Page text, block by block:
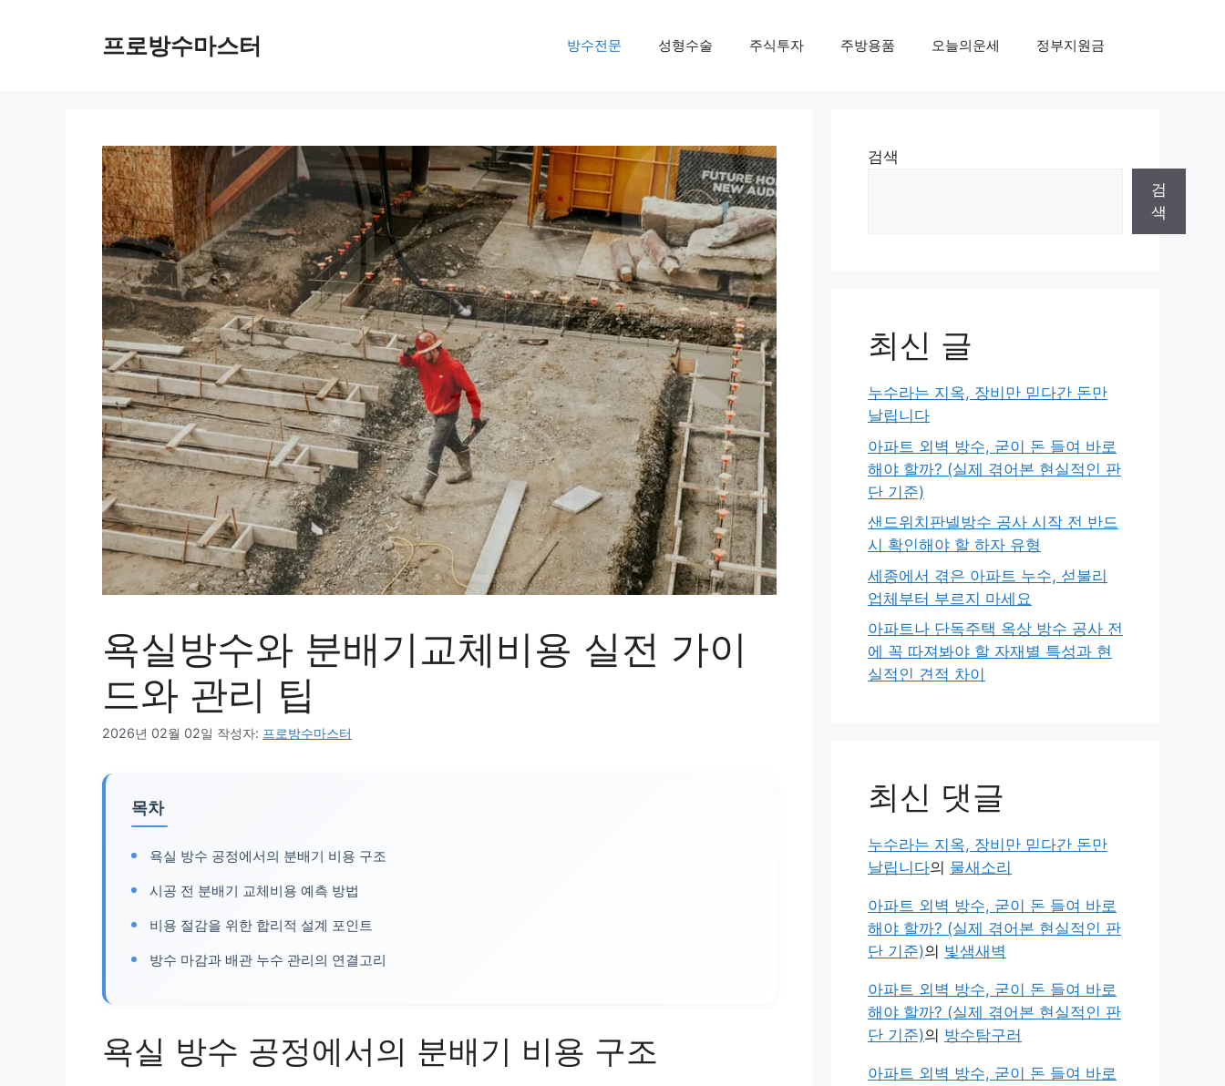
프로방수마스터 방수전문 성형수술 주식투자 주방용품 오늘의운세 정부지원금
욕실방수와 분배기교체비용 실전 가이
드와 관리 팁
2026년 02월 02일 작성자: 프로방수마스터
목차
욕실 방수 공정에서의 분배기 비용 구조
시공 전 분배기 교체비용 예측 방법
비용 절감을 위한 합리적 설계 포인트
방수 마감과 배관 누수 관리의 연결고리
욕실 방수 공정에서의 분배기 비용 구조
검색
검
색
최신 글
누수라는 지옥, 장비만 믿다간 돈만
날립니다
아파트 외벽 방수, 굳이 돈 들여 바로
해야 할까? (실제 겪어본 현실적인 판
단 기준)
샌드위치판넬방수 공사 시작 전 반드
시 확인해야 할 하자 유형
세종에서 겪은 아파트 누수, 섣불리
업체부터 부르지 마세요
아파트나 단독주택 옥상 방수 공사 전
에 꼭 따져봐야 할 자재별 특성과 현
실적인 견적 차이
최신 댓글
누수라는 지옥, 장비만 믿다간 돈만
날립니다의 물새소리
아파트 외벽 방수, 굳이 돈 들여 바로
해야 할까? (실제 겪어본 현실적인 판
단 기준)의 빛샘새벽
아파트 외벽 방수, 굳이 돈 들여 바로
해야 할까? (실제 겪어본 현실적인 판
단 기준)의 방수탐구러
아파트 외벽 방수, 굳이 돈 들여 바로